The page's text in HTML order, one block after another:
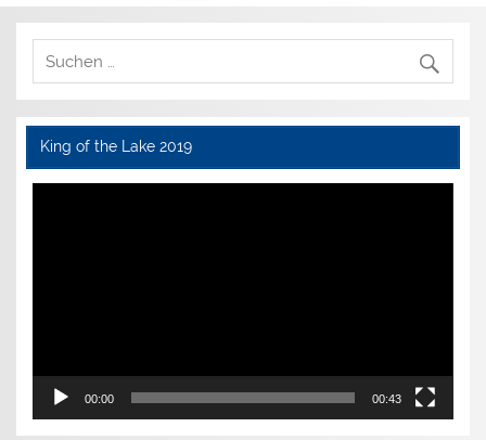
King of the Lake 2019
Video-
00:00 00:43